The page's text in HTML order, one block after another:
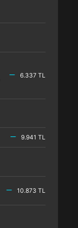
6.337 TL
9.941 TL
10.873 TL